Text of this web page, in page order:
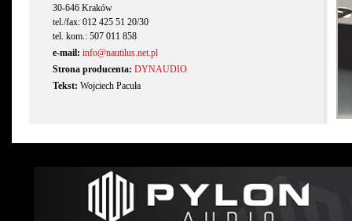
30-646 Kraków
tel./fax: 012 425 51 20/30
tel. kom.: 507 011 858
e-mail: info@nautilus.net.pl
Strona producenta: DYNAUDIO
Tekst: Wojciech Pacuła